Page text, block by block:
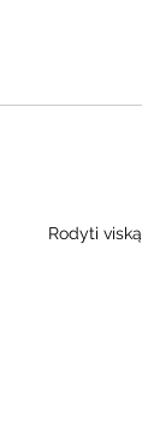
Rodyti viską